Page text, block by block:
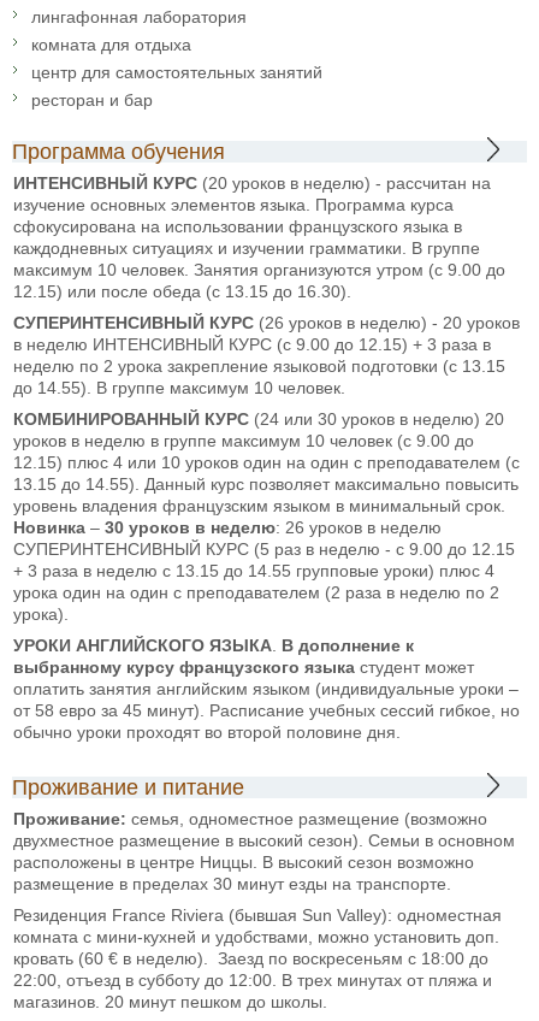
лингафонная лаборатория
комната для отдыха
центр для самостоятельных занятий
ресторан и бар
Программа обучения
ИНТЕНСИВНЫЙ КУРС (20 уроков в неделю) - рассчитан на
изучение основных элементов языка. Программа курса
сфокусирована на использовании французского языка в
каждодневных ситуациях и изучении грамматики. В группе
максимум 10 человек. Занятия организуются утром (с 9.00 до
12.15) или после обеда (с 13.15 до 16.30).
СУПЕРИНТЕНСИВНЫЙ КУРС (26 уроков в неделю) - 20 уроков
в неделю ИНТЕНСИВНЫЙ КУРС (с 9.00 до 12.15) + 3 раза в
неделю по 2 урока закрепление языковой подготовки (с 13.15
до 14.55). В группе максимум 10 человек.
КОМБИНИРОВАННЫЙ КУРС (24 или 30 уроков в неделю) 20
уроков в неделю в группе максимум 10 человек (с 9.00 до
12.15) плюс 4 или 10 уроков один на один с преподавателем (с
13.15 до 14.55). Данный курс позволяет максимально повысить
уровень владения французским языком в минимальный срок.
Новинка – 30 уроков в неделю: 26 уроков в неделю
СУПЕРИНТЕНСИВНЫЙ КУРС (5 раз в неделю - с 9.00 до 12.15
+ 3 раза в неделю с 13.15 до 14.55 групповые уроки) плюс 4
урока один на один с преподавателем (2 раза в неделю по 2
урока).
УРОКИ АНГЛИЙСКОГО ЯЗЫКА В дополнение к
выбранному курсу французского языка студент может
оплатить занятия английским языком (индивидуальные уроки –
от 58 евро за 45 минут). Расписание учебных сессий гибкое, но
обычно уроки проходят во второй половине дня.
Проживание и питание
Проживание: семья, одноместное размещение (возможно
двухместное размещение в высокий сезон). Семьи в основном
расположены в центре Ниццы. В высокий сезон возможно
размещение в пределах 30 минут езды на транспорте.
Резиденция France Riviera (бывшая Sun Valley): одноместная
комната с мини-кухней и удобствами, можно установить доп.
кровать (60 € в неделю). Заезд по воскресеньям с 18:00 до
22:00, отъезд в субботу до 12:00. В трех минутах от пляжа и
магазинов. 20 минут пешком до школы.